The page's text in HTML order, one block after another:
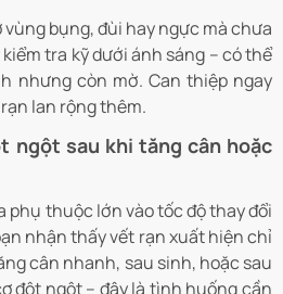
bụng, đùi hay ngực mà chưa
tra kỹ dưới ánh sáng – có thể
nhưng còn mờ. Can thiệp ngay
lan rộng thêm.
ngột sau khi tăng cân hoặc
phụ thuộc lớn vào tốc độ thay đổi
nhận thấy vết rạn xuất hiện chỉ
cân nhanh, sau sinh, hoặc sau
đột ngột – đây là tình huống cần